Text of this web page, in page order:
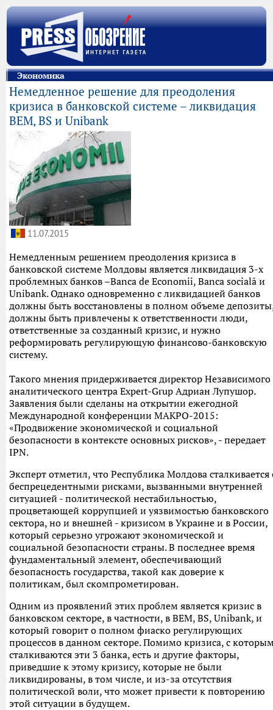
Экономика
Немедленное решение для преодоления
кризиса в банковской системе – ликвидация
BEM, BS и Unibank
11.07.2015
Немедленным решением преодоления кризиса в
банковской системе Молдовы является ликвидация 3-х
проблемных банков –Banca de Economii, Banca socială и
Unibank. Однако одновременно с ликвидацией банков
должны быть восстановлены в полном объеме
должны быть привлечены к ответственности люди,
ответственные за созданный кризис, и нужно
реформировать регулирующую финансово-банковскую
систему.
Такого мнения придерживается директор Независимого
аналитического центра Expert-Grup Адриан Лупушор.
Заявления были сделаны на открытии ежегодной
Международной конференции МАКРО-2015:
«Продвижение экономической и социальной
безопасности в контексте основных рисков», - передает
IPN.
Эксперт отметил, что Республика Молдова сталкивается
беспрецедентными рисками, вызванными внутренней
ситуацией - политической нестабильностью,
процветающей коррупцией и уязвимостью банковского
сектора, но и внешней - кризисом в Украине и в России,
который серьезно угрожают экономической и
социальной безопасности страны. В последнее время
фундаментальный элемент, обеспечивающий
безопасность государства, такой как доверие к
политикам, был скомпрометирован.
Одним из проявлений этих проблем является кризис в
банковском секторе, в частности, в BEM, BS, Unibank, и
который говорит о полном фиаско регулирующих
процессов в данном секторе. Помимо кризиса, с
сталкиваются эти 3 банка, есть и другие факторы,
приведшие к этому кризису, которые не были
ликвидированы, в том числе, и из-за отсутствия
политической воли, что может привести к повторению
этой ситуации в будущем.